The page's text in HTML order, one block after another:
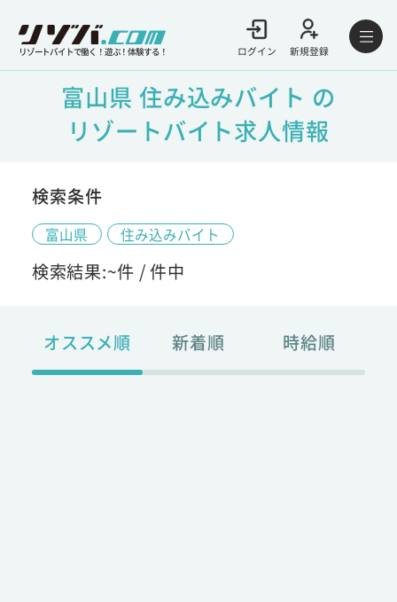
リゾートバイトで働く！遊ぶ！体験する！ ログイン 新規登録
富山県 住み込みバイト の
リゾートバイト求人情報
検索条件
富山県 住み込みバイト
検索結果:~件 /件中
オススメ順 新着順 時給順